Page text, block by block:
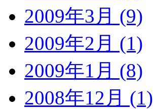
2009年3月 (9)
2009年2月 (1)
2009年1月 (8)
2008年12月 (1)